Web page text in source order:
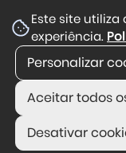
Este site
experiência.
Personalizar
Aceitar todos
Desativar